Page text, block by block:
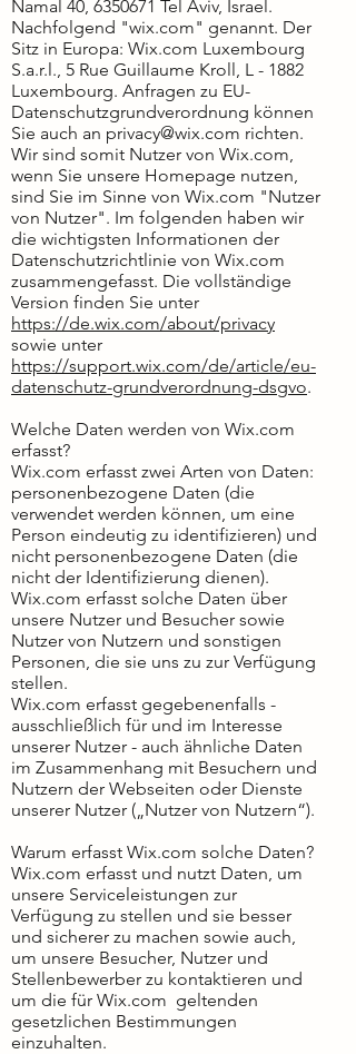
Namal 40, 6350671 Tel Aviv, Israel.
Nachfolgend "wix.com" genannt. Der
Sitz in Europa: Wix.com Luxembourg
S.a.r.l., 5 Rue Guillaume Kroll, L - 1882
Luxembourg. Anfragen zu EU-
Datenschutzgrundverordnung können
Sie auch an privacy@wix.com richten.
Wir sind somit Nutzer von Wix.com,
wenn Sie unsere Homepage nutzen,
sind Sie im Sinne von Wix.com "Nutzer
von Nutzer". Im folgenden haben wir
die wichtigsten Informationen der
Datenschutzrichtlinie von Wix.com
zusammengefasst. Die vollständige
Version finden Sie unter
https://de.wix.com/about/privacy
sowie unter
https://support.wix.com/de/article/eu-
datenschutz-grundverordnung-dsgvo.
Welche Daten werden von Wix.com
erfasst?
Wix.com erfasst zwei Arten von Daten:
personenbezogene Daten (die
verwendet werden können, um eine
Person eindeutig zu identifizieren) und
nicht personenbezogene Daten (die
nicht der Identifizierung dienen).
Wix.com erfasst solche Daten über
unsere Nutzer und Besucher sowie
Nutzer von Nutzern und sonstigen
Personen, die sie uns zu zur Verfügung
stellen.
Wix.com erfasst gegebenenfalls -
ausschließlich für und im Interesse
unserer Nutzer - auch ähnliche Daten
im Zusammenhang mit Besuchern und
Nutzern der Webseiten oder Dienste
unserer Nutzer („Nutzer von Nutzern“).
Warum erfasst Wix.com solche Daten?
Wix.com erfasst und nutzt Daten, um
unsere Serviceleistungen zur
Verfügung zu stellen und sie besser
und sicherer zu machen sowie auch,
um unsere Besucher, Nutzer und
Stellenbewerber zu kontaktieren und
um die für Wix.com geltenden
gesetzlichen Bestimmungen
einzuhalten.